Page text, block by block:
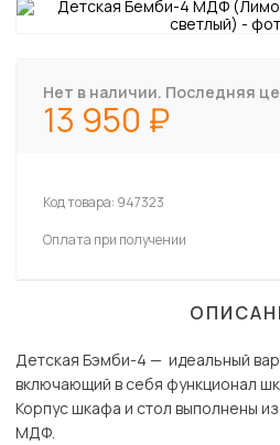
Нет в наличии. Последняя
13 950
Код товара: 947323
Оплата при получении
Детская Бэмби-4 — идеальный
включающий в себя функционал
Корпус шкафа и стол выполнены
МДФ.